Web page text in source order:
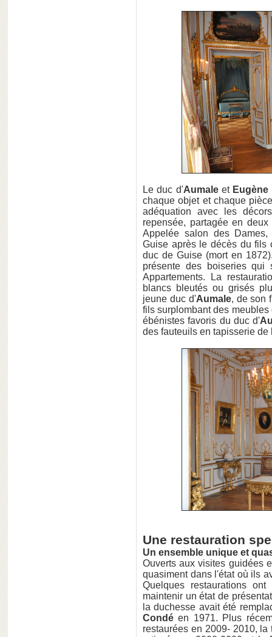
Le duc d'Aumaleet Eugène
chaque objet et chaque
adéquation avec les
repensée, partagée en
Appelée salon des
Guise après le décès du
duc de Guise (mort en
présente des boiseries qui
Appartements. La
blancs bleutés ou grisés
jeune duc d'Aumale, de son
fils surplombant des
ébénistes favoris du duc d'
des fauteuils en tapisserie de
Une restauration
Un ensemble unique et
Ouverts aux visites guidées
quasiment dans l'état où ils
Quelques restaurations
maintenir un état de
la duchesse avait été
Condé en 1971. Plus
restaurées en 2009- 2010,